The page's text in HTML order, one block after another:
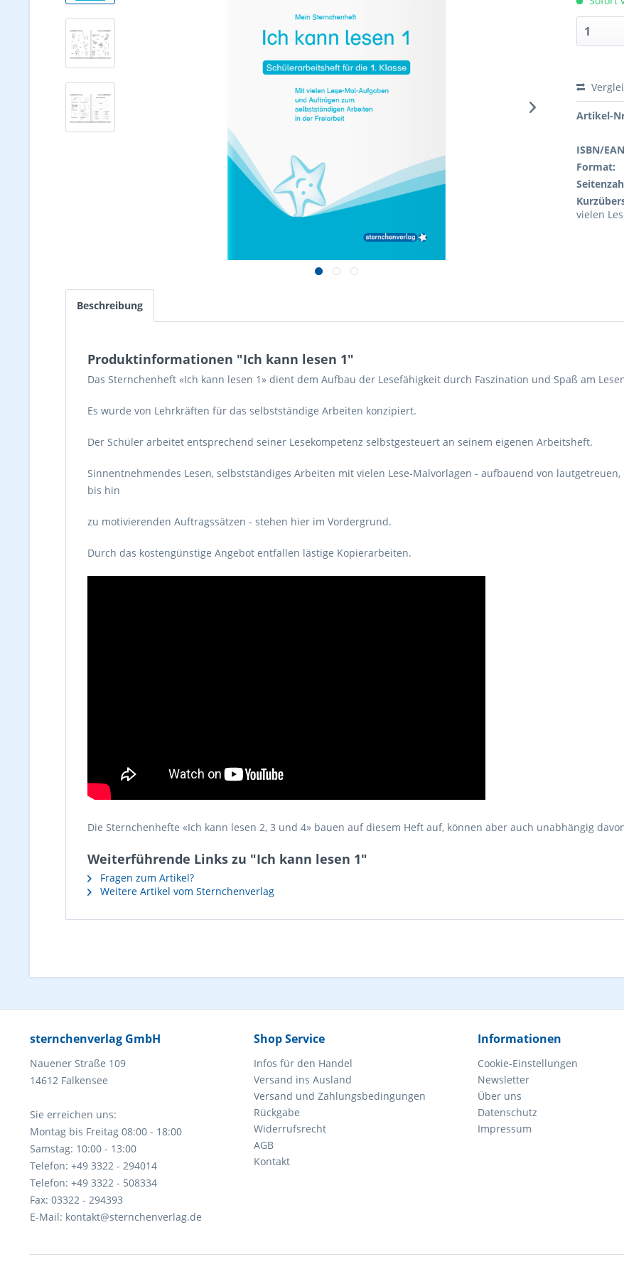
Artikel-
ISBN/
Format:
vielen
Beschreibung
Produktinformationen "Ich kann lesen 1"
Das Sternchenheft «Ich kann lesen 1» dient dem Aufbau der Lesefähigkeit durch Faszination und Spaß am
Es wurde von Lehrkräften für das selbstständige Arbeiten konzipiert.
Der Schüler arbeitet entsprechend seiner Lesekompetenz selbstgesteuert an seinem eigenen Arbeitsheft.
Sinnentnehmendes Lesen, selbstständiges Arbeiten mit vielen Lese-Malvorlagen - aufbauend von
bis hin
zu motivierenden Auftragssätzen - stehen hier im Vordergrund.
Durch das kostengünstige Angebot entfallen lästige Kopierarbeiten.
Die Sternchenhefte «Ich kann lesen 2, 3 und 4» bauen auf diesem Heft auf, können aber auch unabhängig
Weiterführende Links zu "Ich kann lesen 1"
Fragen zum Artikel?
Weitere Artikel vom Sternchenverlag
sternchenverlag GmbH
Nauener Straße 109
14612 Falkensee
Sie erreichen uns:
Montag bis Freitag 08:00 - 18:00
Samstag: 10:00 - 13:00
Telefon: +49 3322 - 294014
Telefon: +49 3322 - 508334
Fax: 03322 - 294393
E-Mail: kontakt@sternchenverlag.de
Shop Service
Infos für den Handel
Versand ins Ausland
Versand und Zahlungsbedingungen
Rückgabe
Widerrufsrecht
AGB
Kontakt
Informationen
Cookie-Einstellungen
Newsletter
Über uns
Datenschutz
Impressum